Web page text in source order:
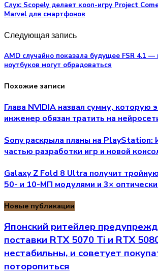
Слух: Scopely делает кооп-игру Project
Marvel для смартфонов
Следующая запись
AMD случайно показала будущее FSR 4.1
ноутбуков могут обрадоваться
Похожие записи
Глава NVIDIA назвал сумму,
инженер обязан тратить на
Sony раскрыла планы на PlayStation:
частью разработки игр и новой
Galaxy Z Fold 8 Ultra получит
50- и 10-МП модулями и 3×
Новые публикации
Японский ритейлер
поставки RTX 5070 Ti и RTX
нестабильны, и советует
поторопиться